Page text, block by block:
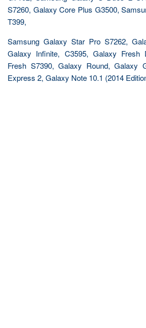
S7260, Galaxy Core Plus G3500,
T399,
Samsung Galaxy Star Pro S7262,
Galaxy Infinite, C3595, Galaxy Fresh
Fresh S7390, Galaxy Round, Galaxy
Express 2, Galaxy Note 10.1 (2014